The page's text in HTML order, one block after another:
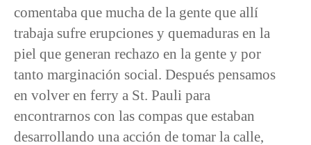
comentaba que mucha de la gente que allí
trabaja sufre erupciones y quemaduras en la
piel que generan rechazo en la gente y por
tanto marginación social. Después pensamos
en volver en ferry a St. Pauli para
encontrarnos con las compas que estaban
desarrollando una acción de tomar la calle,